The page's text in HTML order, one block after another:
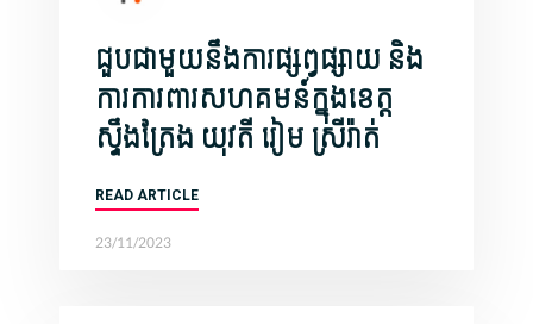
ជួបជាមួយនឹងការផ្សព្វផ្សាយ និង
ការការពារសហគមន៍ក្នុងខេត្ត
ស្ទឹងត្រែង យុវតី រៀម ស្រីរ៉ាត់
READ ARTICLE
23/11/2023